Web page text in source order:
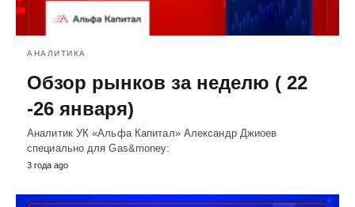
АНАЛИТИКА
Обзор рынков за неделю ( 22
-26 января)
Аналитик УК «Альфа Капитал» Александр Джиоев
специально для Gas&money:
3 года ago